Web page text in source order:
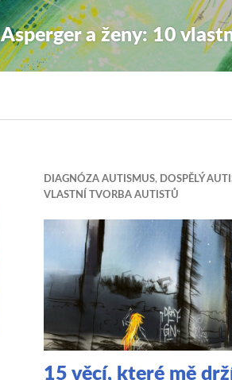
Asperger a ženy: 10
DIAGNÓZA AUTISMUS, DOSPĚLÝ
VLASTNÍ TVORBA AUTISTŮ
15 věcí, které mě